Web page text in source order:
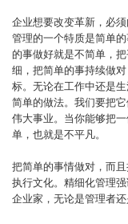
企业想要改变革新，必
管理的一个特质是简单
的事做好就是不简单，
细，把简单的事持续做
标。无论在工作中还是
简单的做法。我们要把
伟大事业。当你能够把
单，也就是不平凡。
把简单的事情做对，而
执行文化。精细化管理
企业家，无论是管理者